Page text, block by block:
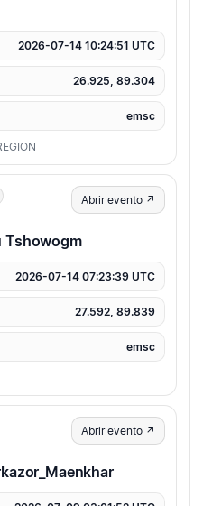
2026-07-14 10:24:51 UTC
26.925, 89.304
emsc
Abrir evento ↗
Tshowogm
2026-07-14 07:23:39 UTC
27.592, 89.839
emsc
Abrir evento ↗